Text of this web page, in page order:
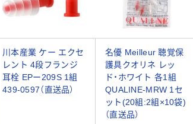
川本産業 ケー エクセ
レント 4段フランジ
耳栓 EPー209S 1組
439-0597（直送品）
名優 Meilleur 聴覚保
護具クオリネ レッ
ド・ホワイト 各1組
QUALINE-MRW 1セ
ット(20組:2組×10袋)
（直送品）